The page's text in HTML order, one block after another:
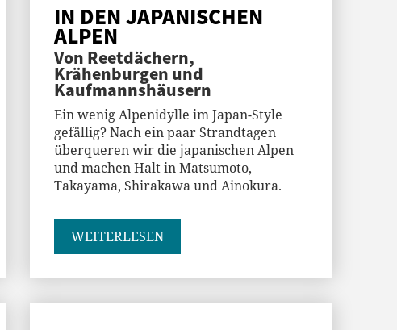
IN DEN JAPANISCHEN
ALPEN
Von Reetdächern,
Krähenburgen und
Kaufmannshäusern
Ein wenig Alpenidylle im Japan-Style
gefällig? Nach ein paar Strandtagen
überqueren wir die japanischen Alpen
und machen Halt in Matsumoto,
Takayama, Shirakawa und Ainokura.
WEITERLESEN